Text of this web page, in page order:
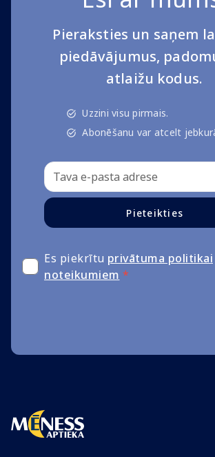
Pieraksties un saņem
piedāvājumus,
atlaižu kodus.
Uzzini visu pirmais.
Abonēšanu var atcelt
Pieteikties
Es piekrītu privātuma politikai
noteikumiem *